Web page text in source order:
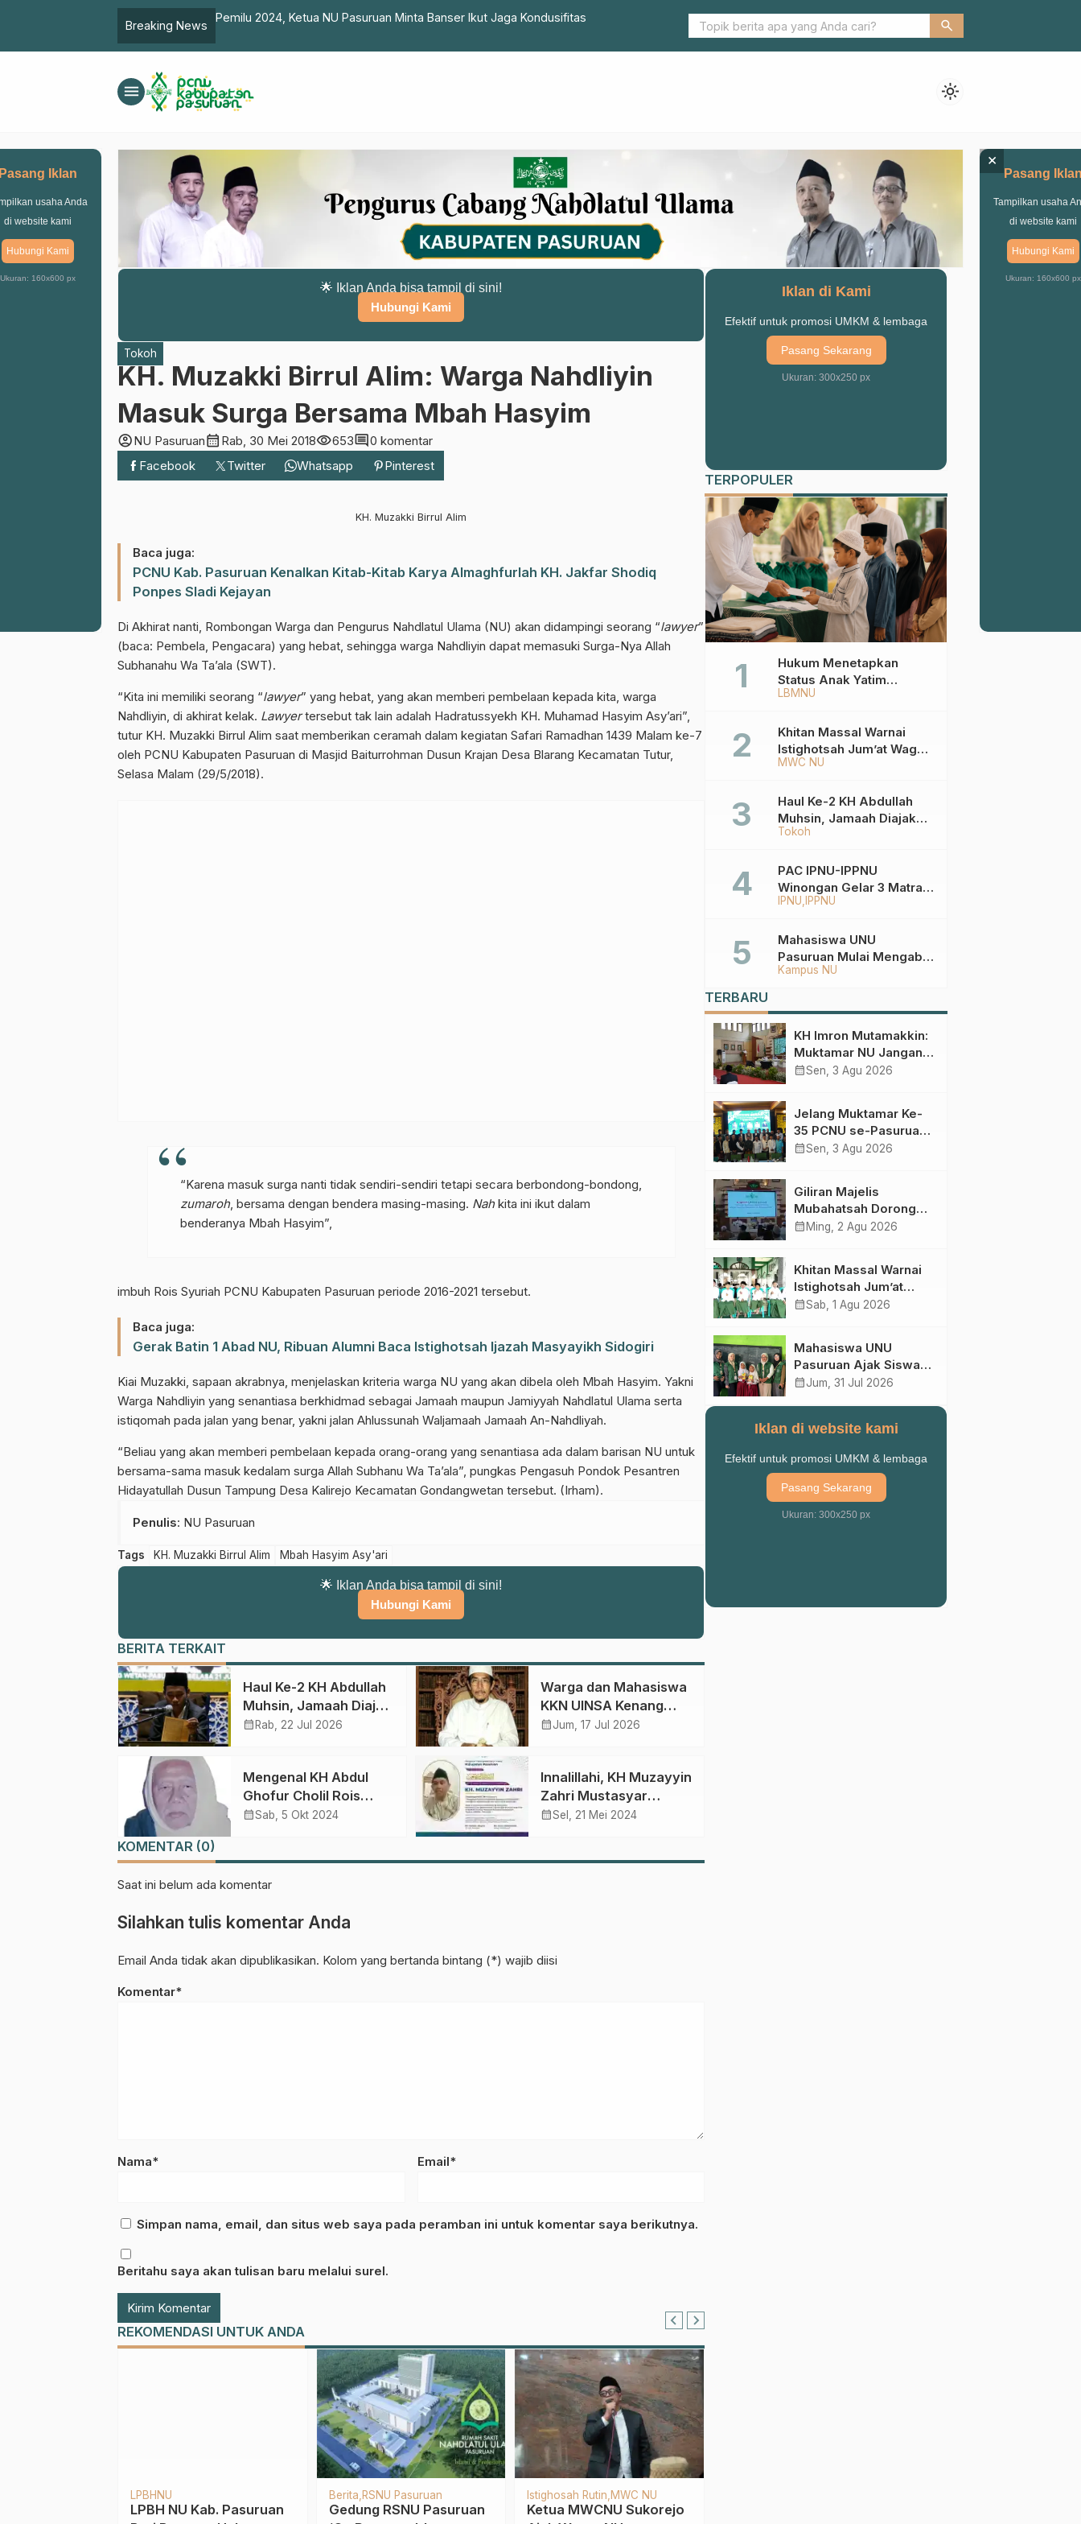
Breaking News
Pemilu 2024, Ketua NU Pasuruan Minta Banser Ikut Jaga Kondusifitas
Kisah Ibu Zaenab Pernah Menangis, Saat Memperkenalkan Muslimat di
Lumbang
search
menu light_mode
🌟 Iklan Anda bisa tampil di sini!
Hubungi Kami
Tokoh
KH. Muzakki Birrul Alim: Warga Nahdliyin
Masuk Surga Bersama Mbah Hasyim
account_circleNU Pasuruancalendar_month Rab, 30 Mei 2018visibility653comment0 komentar
Facebook
Twitter Whatsapp Pinterest
KH. Muzakki Birrul Alim
Baca juga:
PCNU Kab. Pasuruan Kenalkan Kitab-Kitab Karya Almaghfurlah KH. Jakfar Shodiq
Ponpes Sladi Kejayan
Di Akhirat nanti, Rombongan Warga dan Pengurus Nahdlatul Ulama (NU) akan didampingi seorang “lawyer”
(baca: Pembela, Pengacara) yang hebat, sehingga warga Nahdliyin dapat memasuki Surga-Nya Allah
Subhanahu Wa Ta’ala (SWT).
“Kita ini memiliki seorang “lawyer” yang hebat, yang akan memberi pembelaan kepada kita, warga
Nahdliyin, di akhirat kelak. Lawyertersebut tak lain adalah Hadratussyekh KH. Muhamad Hasyim Asy’ari”,
tutur KH. Muzakki Birrul Alim saat memberikan ceramah dalam kegiatan Safari Ramadhan 1439 Malam ke-7
oleh PCNU Kabupaten Pasuruan di Masjid Baiturrohman Dusun Krajan Desa Blarang Kecamatan Tutur,
Selasa Malam (29/5/2018).
Gabung Channel WhatsApp NU Pasuruan
Dapatkan info kegiatan, kajian, dan berita terbaru langsung dari sumber resmi NU Pasuruan.
Join Sekarang
“Karena masuk surga nanti tidak sendiri-sendiri tetapi secara berbondong-bondong,
zumaroh, bersama dengan bendera masing-masing. Nahkita ini ikut dalam
benderanya Mbah Hasyim”,
imbuh Rois Syuriah PCNU Kabupaten Pasuruan periode 2016-2021 tersebut.
Baca juga:
Gerak Batin 1 Abad NU, Ribuan Alumni Baca Istighotsah Ijazah Masyayikh Sidogiri
Kiai Muzakki, sapaan akrabnya, menjelaskan kriteria warga NU yang akan dibela oleh Mbah Hasyim. Yakni
Warga Nahdliyin yang senantiasa berkhidmad sebagai Jamaah maupun Jamiyyah Nahdlatul Ulama serta
istiqomah pada jalan yang benar, yakni jalan Ahlussunah Waljamaah Jamaah An-Nahdliyah.
“Beliau yang akan memberi pembelaan kepada orang-orang yang senantiasa ada dalam barisan NU untuk
bersama-sama masuk kedalam surga Allah Subhanu Wa Ta’ala”, pungkas Pengasuh Pondok Pesantren
Hidayatullah Dusun Tampung Desa Kalirejo Kecamatan Gondangwetan tersebut. (Irham).
Penulis: NU Pasuruan
Tags KH. Muzakki Birrul Alim Mbah Hasyim Asy'ari
🌟 Iklan Anda bisa tampil di sini!
Hubungi Kami
BERITA TERKAIT
Haul Ke-2 KH Abdullah
Muhsin, Jamaah Diajak
Meneladani
calendar_month Rab, 22 Jul 2026
Warga dan Mahasiswa
KKN UINSA Kenang
Jasa Ustadz Ahmad
Barat
calendar_monthJum, 17 Jul 2026
Mengenal KH Abdul
Ghofur Cholil Rois
Syuriah PCNU
calendar_monthSab, 5 Okt 2024
Innalillahi, KH Muzayyin
Zahri Mustasyar
MWCNU Purwosari
calendar_monthSel, 21 Mei 2024
KOMENTAR (0)
Saat ini belum ada komentar
Silahkan tulis komentar Anda
Email Anda tidak akan dipublikasikan. Kolom yang bertanda bintang (*) wajib diisi
Komentar*
Nama* Email*
Simpan nama, email, dan situs web saya pada peramban ini untuk komentar saya berikutnya.
Beritahu saya akan tulisan baru melalui surel.
REKOMENDASI UNTUK ANDA
LAZISNU
Muharram dalam masa
IPPNU
Peringati Harlah 69, PC
LAZISNU PCNU
NU Pasuruan Bagikan 50
Iklan di Kami
Efektif untuk promosi UMKM & lembaga
Pasang Sekarang
Ukuran: 300x250 px
TERPOPULER
LBMNU
Hukum Menetapkan
Status Anak Yatim
Berdasarkan KK,
Ketentuannya?
MWC NU
Khitan Massal Warnai
Istighotsah Jum’at Wage
MWCNU Sukorejo
Tokoh
Haul Ke-2 KH Abdullah
Muhsin, Jamaah Diajak
Meneladani
IPNU IPPNU
PAC IPNU-IPPNU
Winongan Gelar 3 Matra
di MA Ma’arif An-Nur
Kampus NU
Mahasiswa UNU
Pasuruan Mulai Mengabdi
di Wonokerto dan Oro-
TERBARU
KH Imron Mutamakkin:
Muktamar NU Jangan
Terjebak pada
calendar_monthSen, 3 Agu 2026
Jelang Muktamar Ke-
35 PCNU se-Pasuruan
Raya Rumuskan
Abad Kedua
calendar_monthSen, 3 Agu 2026
Giliran Majelis
Mubahatsah Dorong
Gagasan Pelembagaan
calendar_month Ming, 2 Agu 2026
Khitan Massal Warnai
Istighotsah Jum’at
Wage MWCNU
calendar_monthSab, 1 Agu 2026
Mahasiswa UNU
Pasuruan Ajak Siswa
SD Al Maksum
calendar_monthJum, 31 Jul 2026
Iklan di website kami
Efektif untuk promosi UMKM & lembaga
Pasang Sekarang
Ukuran: 300x250 px
Iklan
usaha Anda
di website kami
Hubungi Kami
Ukuran: 160x600 px
Pasang
Tampilkan usaha
di website kami
Hubungi Kami
Ukuran: 160x600 px
×